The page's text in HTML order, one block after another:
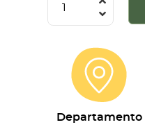
Tripack
c/u)
Departamento